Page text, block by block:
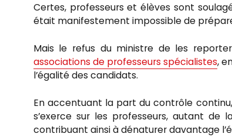
Certes, professeurs et élèves sont
était manifestement impossible de
Mais le refus du ministre de les
associations de professeurs spécialistes,
l’égalité des candidats.
En accentuant la part du contrôle
s’exerce sur les professeurs, autant
contribuant ainsi à dénaturer davantage